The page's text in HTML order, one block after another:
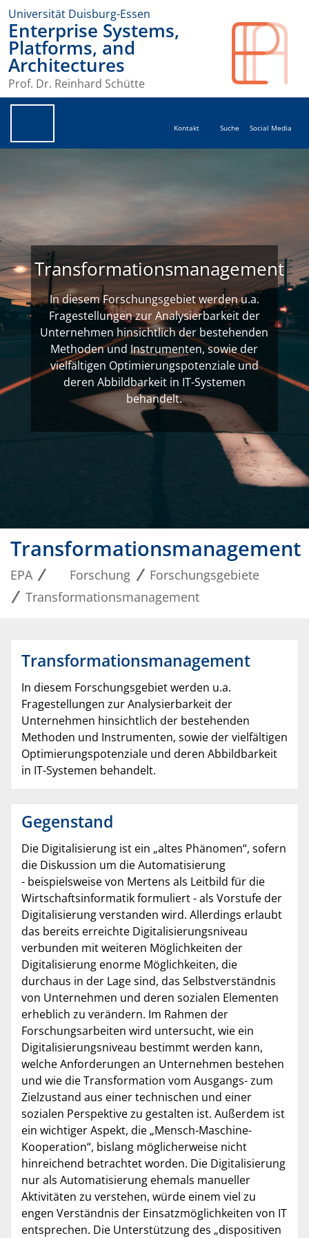
Universität Duisburg-Essen
Enterprise Systems,
Platforms, and
Architectures
Prof. Dr. Reinhard Schütte
Kontakt Suche Social Media
Transformationsmanagement
In diesem Forschungsgebiet werden u.a.
Fragestellungen zur Analysierbarkeit der
Unternehmen hinsichtlich der bestehenden
Methoden und Instrumenten, sowie der
vielfältigen Optimierungspotenziale und
deren Abbildbarkeit in IT-Systemen
behandelt.
Transformationsmanagement
EPA Forschung
Forschungsgebiete
Transformationsmanagement
Transformationsmanagement
In diesem Forschungsgebiet werden u.a.
Fragestellungen zur Analysierbarkeit der
Unternehmen hinsichtlich der bestehenden
Methoden und Instrumenten, sowie der vielfältigen
Optimierungspotenziale und deren Abbildbarkeit
in IT-Systemen behandelt.
Gegenstand
Die Digitalisierung ist ein „altes Phänomen“, sofern
die Diskussion um die Automatisierung
- beispielsweise von Mertens als Leitbild für die
Wirtschaftsinformatik formuliert - als Vorstufe der
Digitalisierung verstanden wird. Allerdings erlaubt
das bereits erreichte Digitalisierungsniveau
verbunden mit weiteren Möglichkeiten der
Digitalisierung enorme Möglichkeiten, die
durchaus in der Lage sind, das Selbstver­ständnis
von Unternehmen und deren sozialen Elementen
erheblich zu verändern. Im Rahmen der
Forschungsarbeiten wird untersucht, wie ein
Digitalisierungsniveau be­stimmt werden kann,
welche Anforderungen an Unternehmen bestehen
und wie die Transformation vom Ausgangs- zum
Zielzustand aus einer technischen und einer
sozialen Perspektive zu gestalten ist. Außerdem ist
ein wichtiger Aspekt, die „Mensch-Maschine-
Kooperation“, bislang möglicherweise nicht
hinreichend betrachtet worden. Die Digitalisierung
nur als Automatisierung ehemals manueller
Aktivitäten zu verstehen, würde einem viel zu
engen Verständnis der Einsatzmöglichkeiten von IT
entsprechen. Die Unterstützung des „dispositiven